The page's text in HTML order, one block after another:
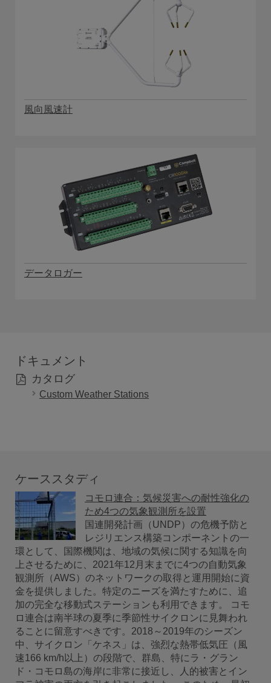
風向風速計
データロガー
ドキュメント
カタログ
Custom Weather Stations
ケーススタディ
コモロ連合：気候災害への耐性強化の
ため4つの気象観測所を設置
国連開発計画（UNDP）の危機予防と
レジリエンス構築コンポーネントの一
環として、国際機関は、地域の気候に関する知識を向
上させるために、2021年12月末までに4つの自動気象
観測所（AWS）のネットワークの取得と運用開始に資
金を提供しました。特定のニーズを満たすために、追
加の完全な移動式ステーションも利用できます。 コモ
ロ連合は南半球の夏季に季節性サイクロンに見舞われ
ることに留意すべきです。2018～2019年のシーズン
中、サイクロン「ケネス」は、強烈な熱帯低気圧（風
速166 km/h以上）の段階で、群島、特にラ・グラン
ド・コモロ島の海岸に非常に接近し、人的被害とイン